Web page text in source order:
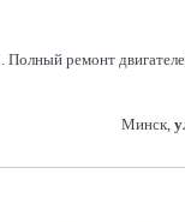
Полный ремонт
Минск,